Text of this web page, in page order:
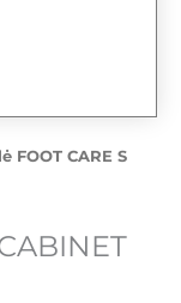
FOOT CARE S